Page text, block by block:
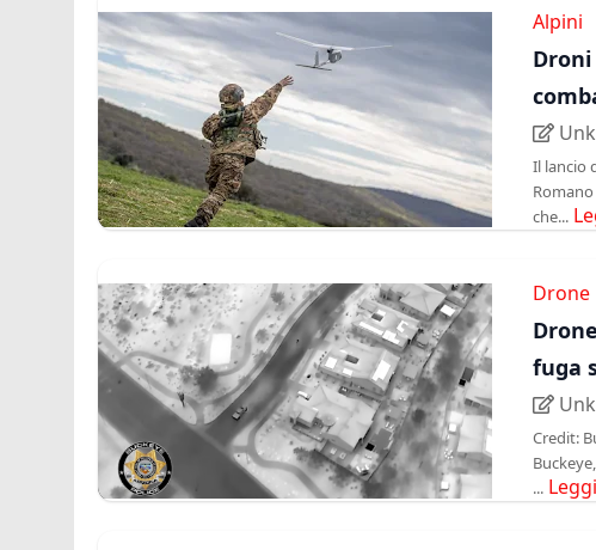
Alpini
Il lancio
che...
Drone
fuga
Credit:
...